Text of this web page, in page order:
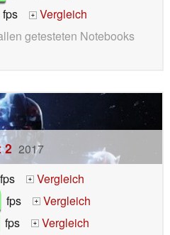
fps +
Vergleich
getesteten Notebooks
2 2017
fps +
Vergleich
fps +
Vergleich
fps +
Vergleich